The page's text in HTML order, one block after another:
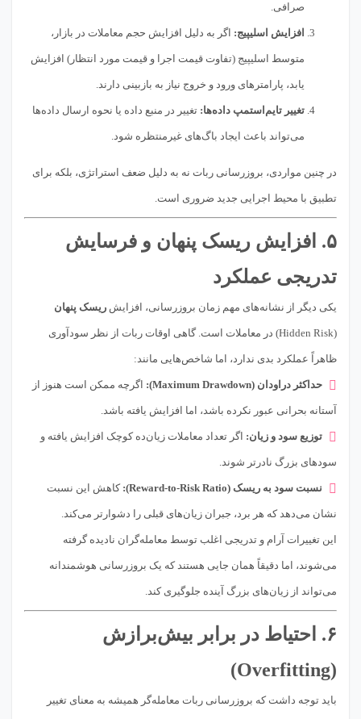
صرافی.
افزایش اسلیپیج: اگر به دلیل افزایش حجم معاملات در بازار،
متوسط اسلیپیج (تفاوت قیمت اجرا و قیمت مورد انتظار) افزایش
یابد، پارامترهای ورود و خروج نیاز به بازبینی دارند.
تغییر تایم‌استمپ داده‌ها: تغییر در منبع داده یا نحوه ارسال داده‌ها
می‌تواند باعث ایجاد باگ‌های غیرمنتظره شود.
در چنین مواردی، بروزرسانی ربات نه به دلیل ضعف استراتژی، بلکه برای
تطبیق با محیط اجرایی جدید ضروری است.
۵. افزایش ریسک پنهان و فرسایش
تدریجی عملکرد
یکی دیگر از نشانه‌های مهم زمان بروزرسانی، افزایش ریسک پنهان
(Hidden Risk) در معاملات است. گاهی اوقات ربات از نظر سودآوری
ظاهراً عملکرد بدی ندارد، اما شاخص‌هایی مانند:
حداکثر دراودان (Maximum Drawdown): اگرچه ممکن است هنوز از
آستانه بحرانی عبور نکرده باشد، اما افزایش یافته باشد.
توزیع سود و زیان: اگر تعداد معاملات زیان‌ده کوچک افزایش یافته و
سودهای بزرگ نادرتر شوند.
نسبت سود به ریسک (Reward-to-Risk Ratio): کاهش این نسبت
نشان می‌دهد که هر برد، جبران زیان‌های قبلی را دشوارتر می‌کند.
این تغییرات آرام و تدریجی اغلب توسط معامله‌گران نادیده گرفته
می‌شوند، اما دقیقاً همان جایی هستند که یک بروزرسانی هوشمندانه
می‌تواند از زیان‌های بزرگ آینده جلوگیری کند.
۶. احتیاط در برابر بیش‌برازش
(Overfitting)
باید توجه داشت که بروزرسانی ربات معامله‌گر همیشه به معنای تغییر